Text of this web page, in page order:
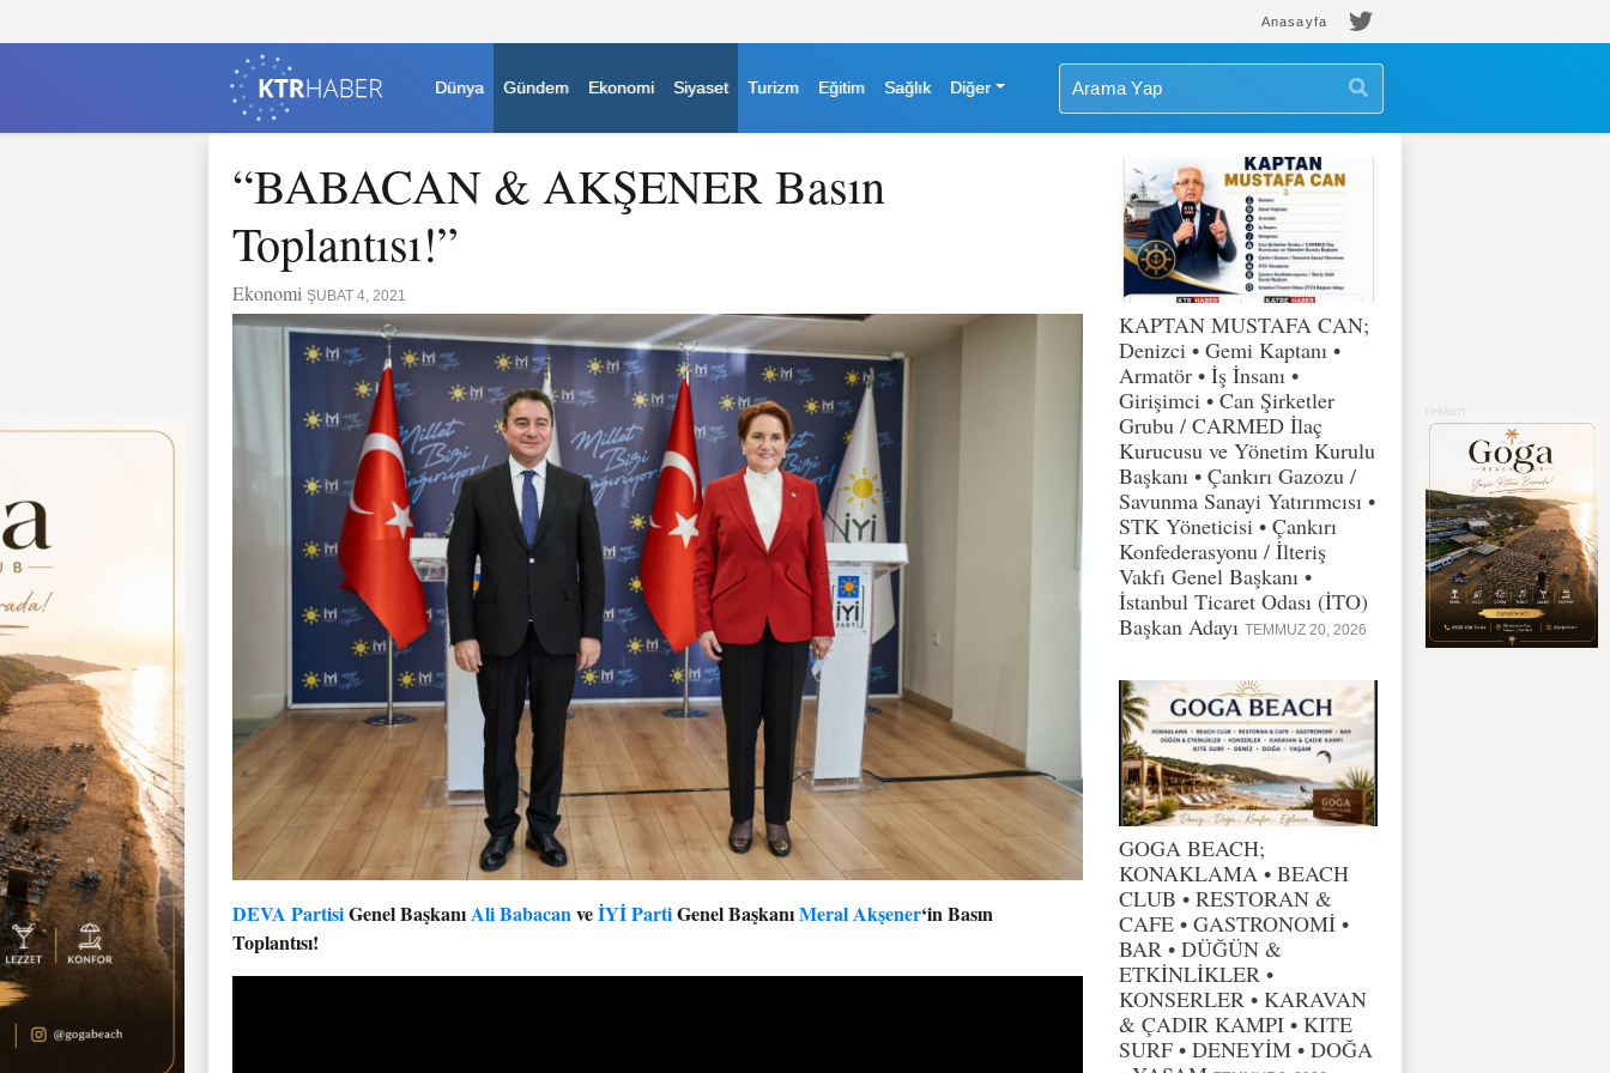
Anasayfa
Dünya Gündem Ekonomi Siyaset Turizm Eğitim Sağlık Diğer
“BABACAN & AKŞENER Basın
Toplantısı!”
Ekonomi ŞUBAT 4, 2021
DEVA PartisiGenel BaşkanıAli BabacanveİYİ PartiGenel BaşkanıMeral Akşener‘in Basın
Toplantısı!
KAPTAN MUSTAFA CAN;
Denizci • Gemi Kaptanı •
Armatör • İş İnsanı •
Girişimci • Can Şirketler
Grubu / CARMED İlaç
Kurucusu ve Yönetim Kurulu
Başkanı • Çankırı Gazozu /
Savunma Sanayi Yatırımcısı •
STK Yöneticisi • Çankırı
Konfederasyonu / İlteriş
Vakfı Genel Başkanı •
İstanbul Ticaret Odası (İTO)
Başkan Adayı TEMMUZ 20, 2026
GOGA BEACH;
KONAKLAMA • BEACH
CLUB • RESTORAN &
CAFE • GASTRONOMİ •
BAR • DÜĞÜN &
ETKİNLİKLER •
KONSERLER • KARAVAN
& ÇADIR KAMPI • KITE
SURF • DENEYİM • DOĞA